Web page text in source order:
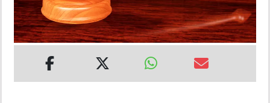
MULTIMEDIA